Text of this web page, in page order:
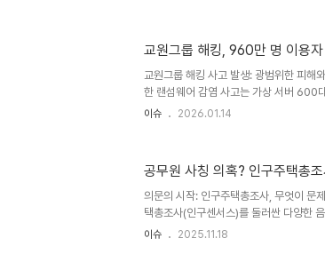
오해: '7일 내 거부 없으면 동의'의 진실논
앞두고 약관에 명문화한 '이용 패턴 수집'
교원그룹 해킹, 960만 명 이용
교원그룹 해킹 사고 발생: 광범위한 피해
한 랜섬웨어 감염 사고는 가상 서버 600
니다. 이는 단순한 기술적 문제를 넘어,
보입니다. 이번 사고는 기업의 보안 시스
사고 발생 경위와 피해 규모: 무엇이 문
이슈 2026.01.14
공무원 사칭 의혹? 인구주택총
의문의 시작: 인구주택총조사, 무엇이 문
택총조사(인구센서스)를 둘러싼 다양한
부, 활동 범위 등 민감한 질문들이 중국의
이슈 2025.11.18